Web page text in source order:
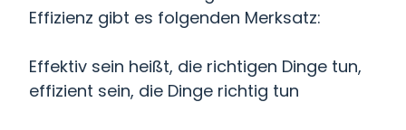
Effizienz gibt es folgenden Merksatz:
Effektiv sein heißt, die richtigen Dinge tun,
effizient sein, die Dinge richtig tun